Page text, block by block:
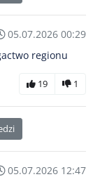
05.07.2026 00:29
regionu
19 1
05.07.2026 12:47